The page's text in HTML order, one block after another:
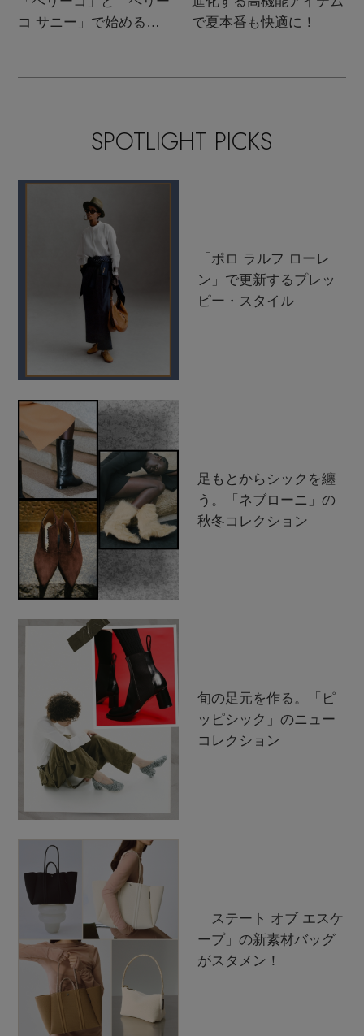
コ サニー」で始める秋
で夏本番も快適に！
SPOTLIGHT PICKS
「ポロ ラルフ ローレ
ン」で更新するプレッ
ピー・スタイル
足もとからシックを纏
う。「ネブローニ」の
秋冬コレクション
旬の足元を作る。「ピ
ッピシック」のニュー
コレクション
「ステート オブ エスケ
ープ」の新素材バッグ
がスタメン！